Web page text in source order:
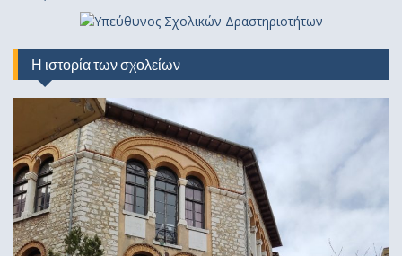
Η ιστορία των σχολείων